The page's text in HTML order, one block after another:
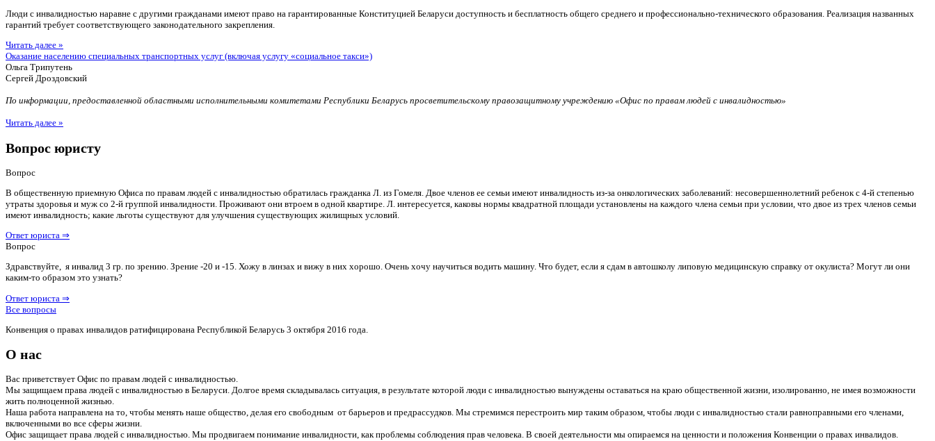
Люди с инвалидностью наравне с другими гражданами имеют право на гарантированные Конституцией Беларуси доступность и бесплатность общего среднего и профессионально-технического образования. Реализация названных
гарантий требует соответствующего законодательного закрепления.
Читать далее »
Оказание населению специальных транспортных услуг (включая услугу «социальное такси»)
Ольга Трипутень
Сергей Дроздовский
По информации, предоставленной областными исполнительными комитетами Республики Беларусь просветительскому правозащитному учреждению «Офис по правам людей с инвалидностью»
Читать далее »
Вопрос юристу
Вопрос
В общественную приемную Офиса по правам людей с инвалидностью обратилась гражданка Л. из Гомеля. Двое членов ее семьи имеют инвалидность из-за онкологических заболеваний: несовершеннолетний ребенок с 4-й степенью
утраты здоровья и муж со 2-й группой инвалидности. Проживают они втроем в одной квартире. Л. интересуется, каковы нормы квадратной площади установлены на каждого члена семьи при условии, что двое из трех членов семьи
имеют инвалидность; какие льготы существуют для улучшения существующих жилищных условий.
Ответ юриста ⇒
Вопрос
Здравствуйте, я инвалид 3 гр. по зрению. Зрение -20 и -15. Хожу в линзах и вижу в них хорошо. Очень хочу научиться водить машину. Что будет, если я сдам в автошколу липовую медицинскую справку от окулиста? Могут ли они
каким-то образом это узнать?
Ответ юриста ⇒
Все вопросы
Конвенция о правах инвалидов ратифицирована Республикой Беларусь 3 октября 2016 года.
О нас
Вас приветствует Офис по правам людей с инвалидностью.
Мы защищаем права людей с инвалидностью в Беларуси. Долгое время складывалась ситуация, в результате которой люди с инвалидностью вынуждены оставаться на краю общественной жизни, изолированно, не имея возможности
жить полноценной жизнью.
Наша работа направлена на то, чтобы менять наше общество, делая его свободным от барьеров и предрассудков. Мы стремимся перестроить мир таким образом, чтобы люди с инвалидностью стали равноправными его членами,
включенными во все сферы жизни.
Офис защищает права людей с инвалидностью. Мы продвигаем понимание инвалидности, как проблемы соблюдения прав человека. В своей деятельности мы опираемся на ценности и положения Конвенции о правах инвалидов.